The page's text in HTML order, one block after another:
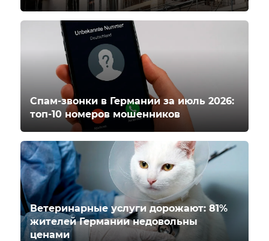
Спам-звонки в Германии за июль 2026:
топ-10 номеров мошенников
Ветеринарные услуги дорожают: 81%
жителей Германии недовольны
ценами